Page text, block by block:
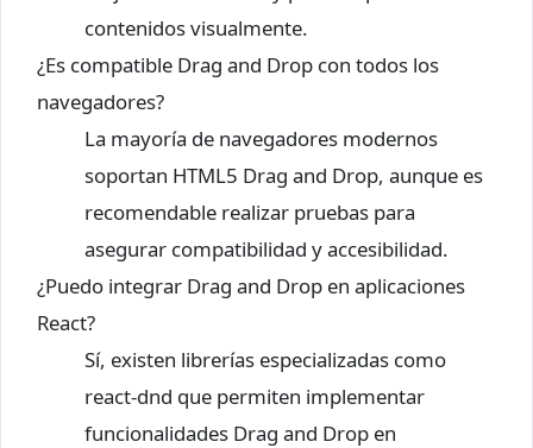
contenidos visualmente.
¿Es compatible Drag and Drop con todos los
navegadores?
La mayoría de navegadores modernos
soportan HTML5 Drag and Drop, aunque es
recomendable realizar pruebas para
asegurar compatibilidad y accesibilidad.
¿Puedo integrar Drag and Drop en aplicaciones
React?
Sí, existen librerías especializadas como
react-dnd que permiten implementar
funcionalidades Drag and Drop en